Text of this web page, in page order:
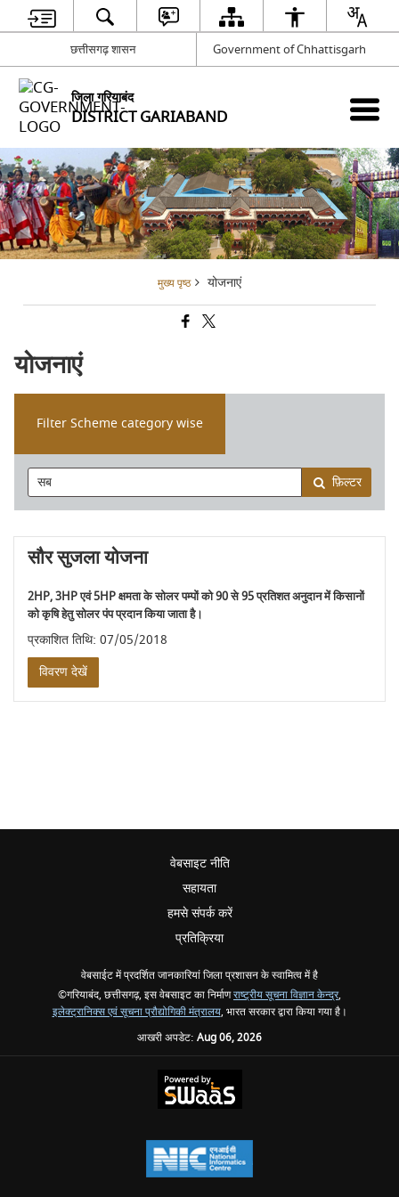
छत्तीसगढ़ शासन Government of Chhattisgarh
जिला गरियाबंद
DISTRICT GARIABAND
मुख्य पृष्ठ योजनाएं
योजनाएं
Filter Scheme category wise
फ़िल्टर
सौर सुजला योजना
2HP, 3HP एवं 5HP क्षमता के सोलर पम्पों को 90 से 95 प्रतिशत अनुदान में किसानों
को कृषि हेतु सोलर पंप प्रदान किया जाता है।
प्रकाशित तिथि: 07/05/2018
विवरण देखें
वेबसाइट नीति
सहायता
हमसे संपर्क करें
प्रतिक्रिया
वेबसाईट में प्रदर्शित जानकारियां जिला प्रशासन के स्वामित्व में है
©गरियाबंद, छत्तीसगढ़, इस वेबसाइट का निर्माणराष्ट्रीय सूचना विज्ञान केन्द्र,
इलेक्ट्रानिक्स एवं सूचना प्रौद्योगिकी मंत्रालय, भारत सरकार द्वारा किया गया है।
आखरी अपडेट: Aug 06, 2026